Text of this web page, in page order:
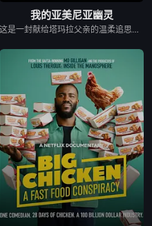
我的亚美尼亚幽灵
这是一封献给塔玛拉父亲的温柔追思信，她的父亲曾是苏联亚美尼亚的电影演员。塔玛拉从小就在电视上目睹了他的风采，而她自己后来也成为了一名电影制作人。影片带领观众进行了一场迷人的梦游，穿越亚美尼亚电影历史的景观。